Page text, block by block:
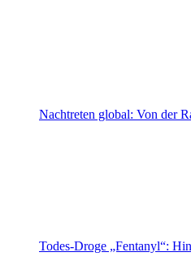
Nachtreten global: Von der
Todes-Droge „Fentanyl“: